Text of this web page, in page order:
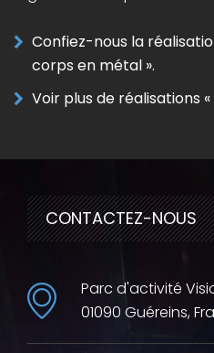
Confiez-nous la
corps en métal ».
Voir plus de réalisations
CONTACTEZ-NOUS
Parc d'activité
01090 Guéreins,